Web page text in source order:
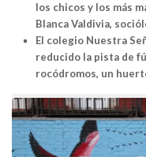
los chicos y los más
Blanca Valdivia,
El colegio Nuestra
reducido la pista de
rocódromos, un